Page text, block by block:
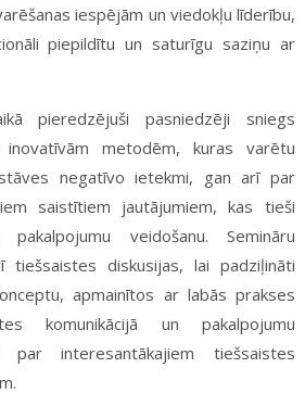
iespējām un viedokļu līderību,
piepildītu un saturīgu saziņu ar
pieredzējuši pasniedzēji sniegs
inovatīvām metodēm, kuras varētu
negatīvo ietekmi, gan arī par
saistītiem jautājumiem, kas tieši
veidošanu. Semināru
tiešsaistes diskusijas, lai padziļināti
apmainītos ar labās prakses
komunikācijā un pakalpojumu
par interesantākajiem tiešsaistes